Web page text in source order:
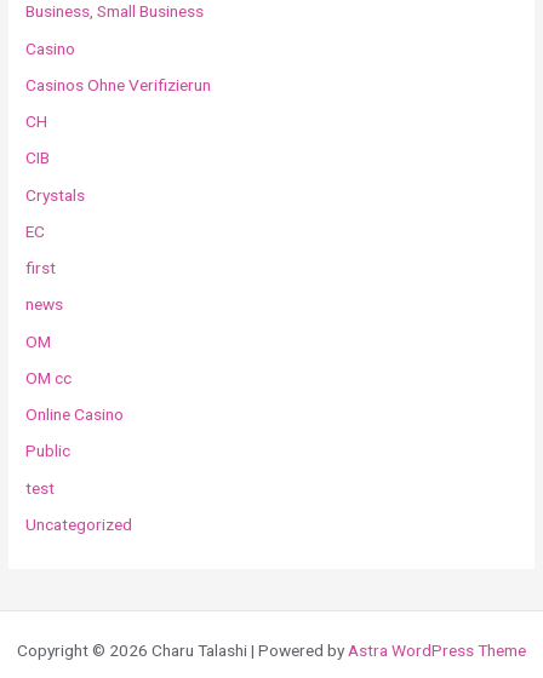
Business, Small Business
Casino
Casinos Ohne Verifizierun
CH
CIB
Crystals
EC
first
news
OM
OM cc
Online Casino
Public
test
Uncategorized
Copyright © 2026 Charu Talashi | Powered byAstra WordPress Theme